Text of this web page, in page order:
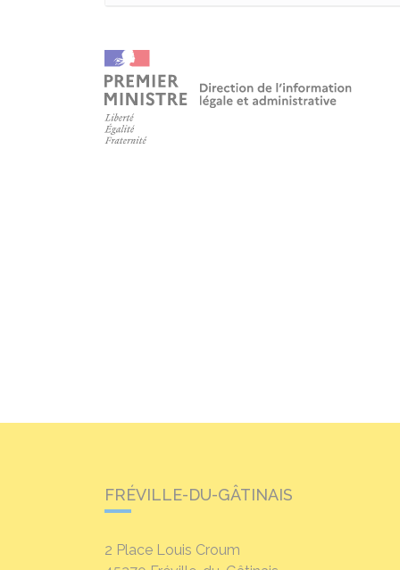
FRÉVILLE-DU-GÂTINAIS
2 Place Louis Croum